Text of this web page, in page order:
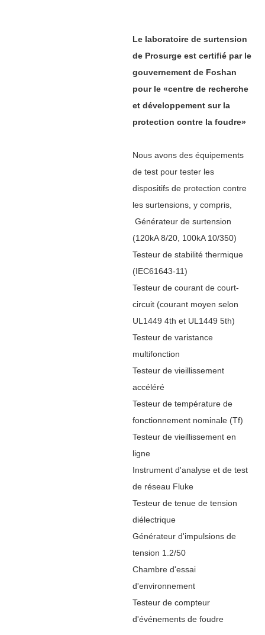
Le laboratoire de surtension
de Prosurge est certifié par le
gouvernement de Foshan
pour le «centre de recherche
et développement sur la
protection contre la foudre»
Nous avons des équipements
de test pour tester les
dispositifs de protection contre
les surtensions, y compris,
Générateur de surtension
(120kA 8/20, 100kA 10/350)
Testeur de stabilité thermique
(IEC61643-11)
Testeur de courant de court-
circuit (courant moyen selon
UL1449 4th et UL1449 5th)
Testeur de varistance
multifonction
Testeur de vieillissement
accéléré
Testeur de température de
fonctionnement nominale (Tf)
Testeur de vieillissement en
ligne
Instrument d'analyse et de test
de réseau Fluke
Testeur de tenue de tension
diélectrique
Générateur d'impulsions de
tension 1.2/50
Chambre d'essai
d'environnement
Testeur de compteur
d'événements de foudre